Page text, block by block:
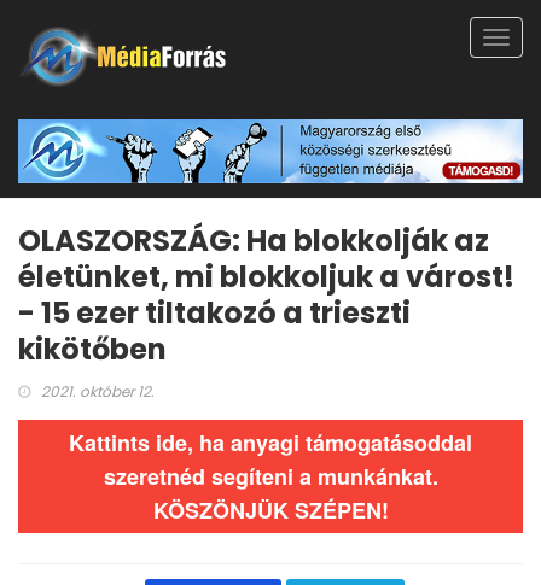
OLASZORSZÁG: Ha blokkolják az
életünket, mi blokkoljuk a várost!
- 15 ezer tiltakozó a trieszti
kikötőben
2021. október 12.
Kattints ide, ha anyagi támogatásoddal
szeretnéd segíteni a munkánkat.
KÖSZÖNJÜK SZÉPEN!